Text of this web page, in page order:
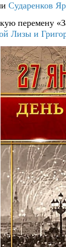
Сударенков
перемену
Лизы и